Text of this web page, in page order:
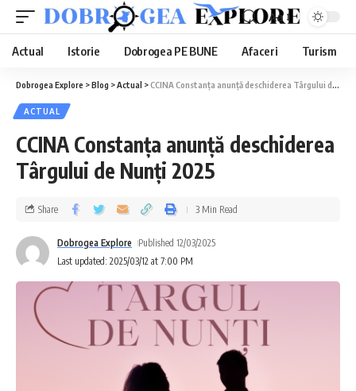
Aa
Actual Istorie Dobrogea PE BUNE Afaceri Turism
Dobrogea Explore >Blog >Actual >CCINA Constanța anunță deschiderea Târgului de Nunți 2025
ACTUAL
CCINA Constanța anunță deschiderea
Târgului de Nunți 2025
Last updated: 2025/03/12 at 7:00 PM
Dobrogea Explore Published 12/03/2025
Share 3 Min Read